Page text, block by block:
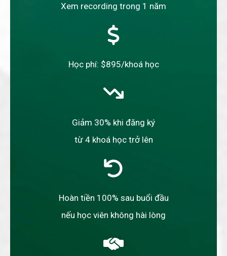
Xem recording trong 1 năm
Học phí: $895/khoá học
Giảm 30% khi đăng ký
từ 4 khoá học trở lên
Hoàn tiền 100% sau buổi đầu
nếu học viên không hài lòng